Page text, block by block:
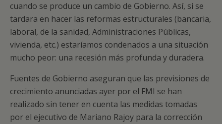
cuando se produce un cambio de Gobierno. Así, si se
tardara en hacer las reformas estructurales (bancaria,
laboral, de la sanidad, Administraciones Públicas,
vivienda, etc.) estaríamos condenados a una situación
mucho peor: una recesión más profunda y duradera.
Fuentes de Gobierno aseguran que las previsiones de
crecimiento anunciadas ayer por el FMI se han
realizado sin tener en cuenta las medidas tomadas
por el ejecutivo de Mariano Rajoy para la corrección